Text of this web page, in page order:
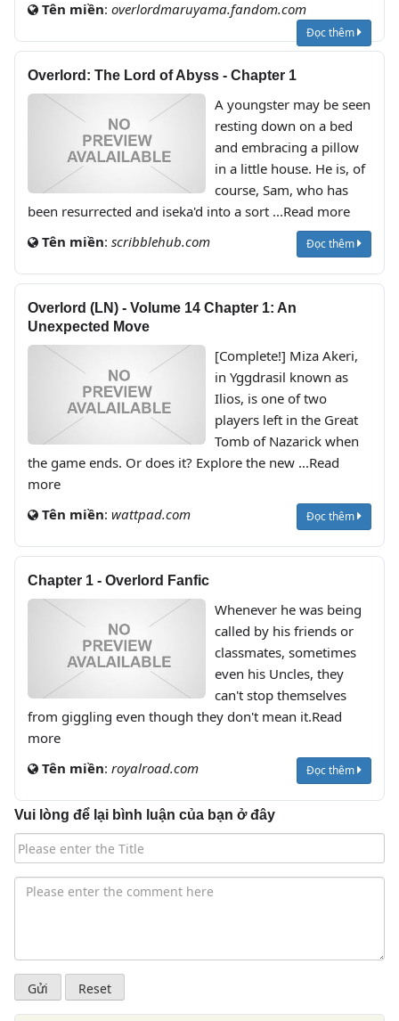
Tên miền: overlordmaruyama.fandom.com
Đọc thêm
Overlord: The Lord of Abyss - Chapter 1
A youngster may be seen
resting down on a bed
and embracing a pillow
in a little house. He is, of
course, Sam, who has
been resurrected and iseka'd into a sort ...Read more
Tên miền: scribblehub.com Đọc thêm
Overlord (LN) - Volume 14 Chapter 1: An
Unexpected Move
[Complete!] Miza Akeri,
in Yggdrasil known as
Ilios, is one of two
players left in the Great
Tomb of Nazarick when
the game ends. Or does it? Explore the new ...Read
more
Tên miền: wattpad.com Đọc thêm
Chapter 1 - Overlord Fanfic
Whenever he was being
called by his friends or
classmates, sometimes
even his Uncles, they
can't stop themselves
from giggling even though they don't mean it.Read
more
Tên miền: royalroad.com Đọc thêm
Vui lòng để lại bình luận của bạn ở đây